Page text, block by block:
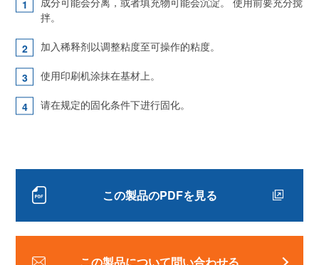
拌。
加入稀释剂以调整粘度至可操作的粘度。
使用印刷机涂抹在基材上。
请在规定的固化条件下进行固化。
この製品のPDFを見る
この製品について問い合わせる